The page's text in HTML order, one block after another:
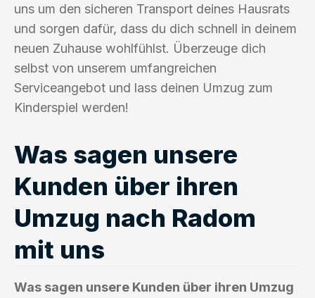
uns um den sicheren Transport deines Hausrats
und sorgen dafür, dass du dich schnell in deinem
neuen Zuhause wohlfühlst. Überzeuge dich
selbst von unserem umfangreichen
Serviceangebot und lass deinen Umzug zum
Kinderspiel werden!
Was sagen unsere
Kunden über ihren
Umzug nach Radom
mit uns
Was sagen unsere Kunden über ihren Umzug